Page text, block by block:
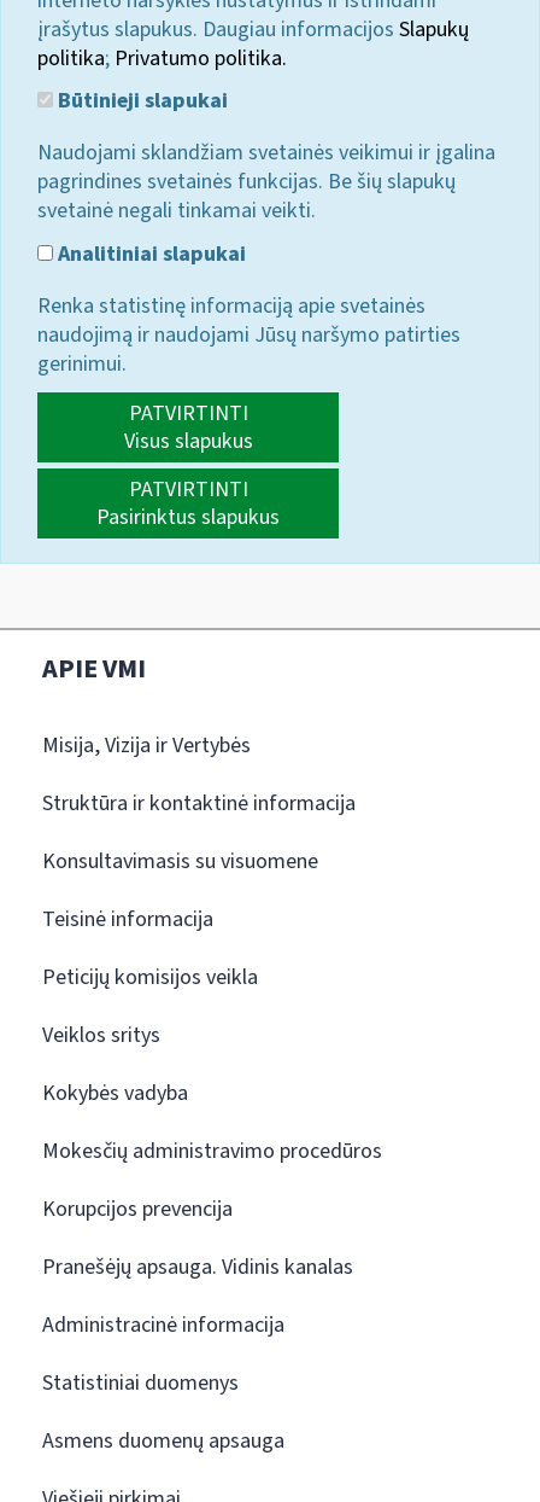
įrašytus slapukus. Daugiau informacijos Slapukų
politika; Privatumo politika.
Būtinieji slapukai
Naudojami sklandžiam svetainės veikimui ir įgalina
pagrindines svetainės funkcijas. Be šių slapukų
svetainė negali tinkamai veikti.
Analitiniai slapukai
Renka statistinę informaciją apie svetainės
naudojimą ir naudojami Jūsų naršymo patirties
gerinimui.
PATVIRTINTI
Visus slapukus
PATVIRTINTI
Pasirinktus slapukus
APIE VMI
Misija, Vizija ir Vertybės
Struktūra ir kontaktinė informacija
Konsultavimasis su visuomene
Teisinė informacija
Peticijų komisijos veikla
Veiklos sritys
Kokybės vadyba
Mokesčių administravimo procedūros
Korupcijos prevencija
Pranešėjų apsauga. Vidinis kanalas
Administracinė informacija
Statistiniai duomenys
Asmens duomenų apsauga